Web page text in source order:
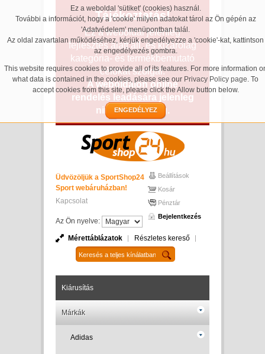
Ez a weboldal 'sütiket' (cookies) használ.
További a információt, hogy a 'cookie' milyen adatokat tárol az Ön gépén az
'Adatvédelem' menüpontban talál.
Az oldal zavartalan működéséhez, kérjük engedélyezze a 'cookie'-kat, kattintson
az engedélyezés gombra.
This website requires cookies to provide all of its features. For more information
what data is contained in the cookies, please see our Privacy Policy page. To
accept cookies from this site, please click the Allow button below.
ENGEDÉLYEZ
Tájékoztatás!
Ez a weboldal jelenleg
fejlesztés alatt áll, és kizárólag
kategória- és termékbemutató
célokat szolgál.
A weboldalon online
rendelés leadására jelenleg
nincs lehetőség.
Üdvözöljük a SportShop24
Sport webáruházban!
Kapcsolat
Az Ön nyelve:
Beállítások
Kosár
Pénztár
Bejelentkezés
Mérettáblázatok Részletes kereső
Kiárusítás
Márkák
Adidas